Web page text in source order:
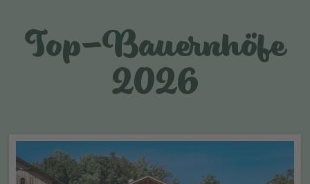
Top-Bauernhöfe
2026